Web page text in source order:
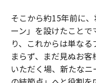
そこから約15年前に
ーン」を設けたこと
り、これからは単な
まらず、まだ見ぬお
いただく場、新たな